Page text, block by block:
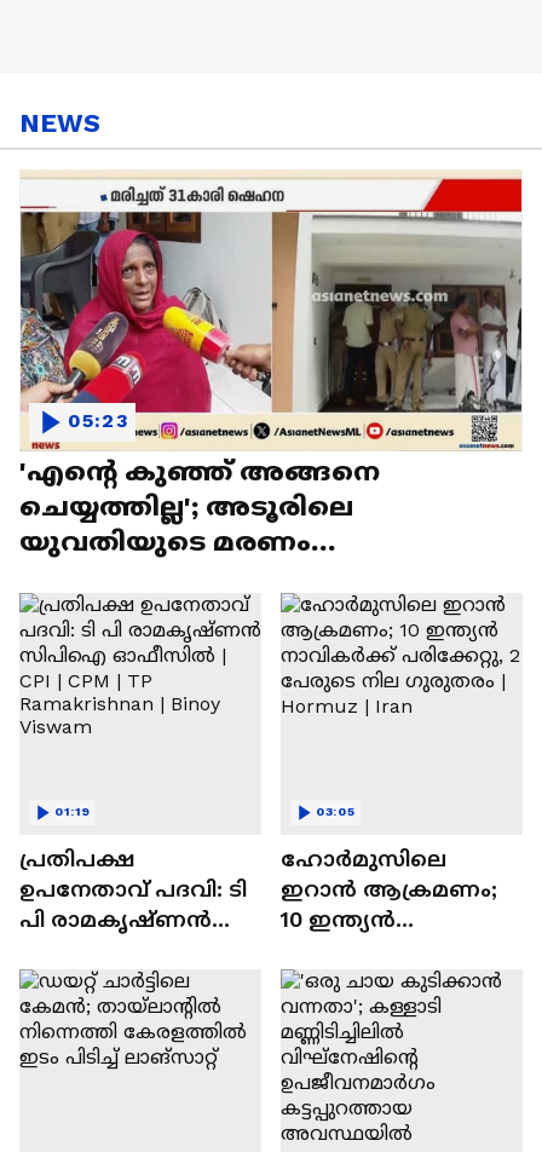
NEWS
'എന്റെ കുഞ്ഞ് അങ്ങനെ
ചെയ്യത്തില്ല'; അടൂരിലെ
യുവതിയുടെ മരണം
Pathanamthitta
05:23
പ്രതിപക്ഷ
ഉപനേതാവ് പദവി: ടി
പി രാമകൃഷ്ണൻ
| CPI | CPM | TP
Ramakrishnan | Binoy
Viswam
01:19
ഹോർമുസിലെ
ഇറാൻ ആക്രമണം;
10 ഇന്ത്യൻ
പരിക്കേറ്റു, 2 പേരുടെ
നില ഗുരുതരം |
Hormuz | Iran
03:05